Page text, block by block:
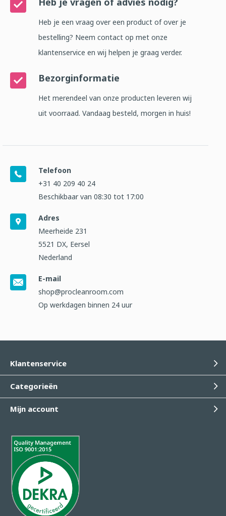
Heb je een vraag over een product of over je
bestelling? Neem contact op met onze
klantenservice en wij helpen je graag verder.
Bezorginformatie
Het merendeel van onze producten leveren wij
uit voorraad. Vandaag besteld, morgen in huis!
Telefoon
+31 40 209 40 24
Beschikbaar van 08:30 tot 17:00
Adres
Meerheide 231
5521 DX, Eersel
Nederland
E-mail
shop@procleanroom.com
Op werkdagen binnen 24 uur
Klantenservice
Categorieën
Mijn account